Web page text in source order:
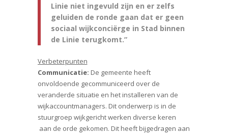
Linie niet ingevuld zijn en er zelfs
geluiden de ronde gaan dat er geen
sociaal wijkconciërge in Stad binnen
de Linie terugkomt.”
Verbeterpunten
Communicatie: De gemeente heeft
onvoldoende gecommuniceerd over de
veranderde situatie en het installeren van de
wijkaccountmanagers. Dit onderwerp is in de
stuurgroep wijkgericht werken diverse keren
aan de orde gekomen. Dit heeft bijgedragen aan